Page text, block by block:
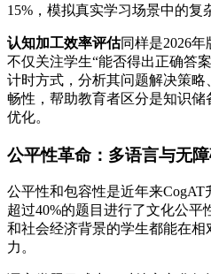
15%，模拟真实学习场景中的复
认知加工效率评估同样是2026
不仅关注学生“能否得出正确答
计时方式，分析其问题解决策
畅性，帮助教育者区分是知识
优化。
公平性革命：多语言与无
公平性和包容性是近年来
超过40%的题目进行了文化公
和社会经济背景的学生都能在
力。